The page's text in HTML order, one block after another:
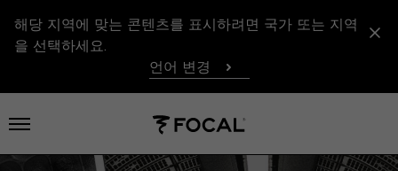
해당 지역에 맞는 콘텐츠를 표시하려면 국가 또는 지역
을 선택하세요.
언어 변경
메뉴 열기